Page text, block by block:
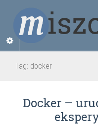
Tag: docker
Docker –